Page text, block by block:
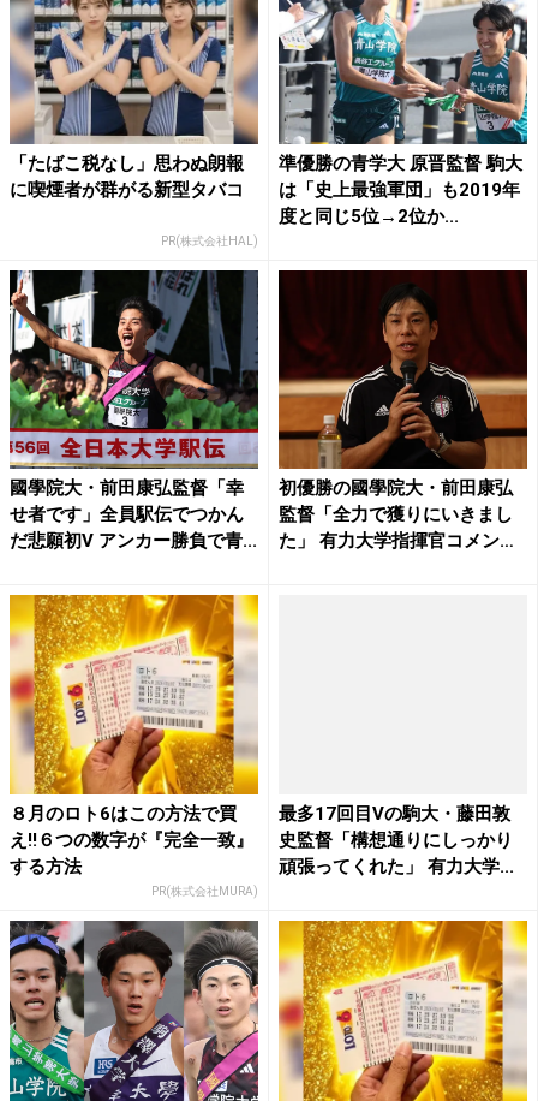
「たばこ税なし」思わぬ朗報
に喫煙者が群がる新型タバコ
PR(株式会社HAL)
準優勝の青学大 原晋監督 駒大
は「史上最強軍団」も2019年
度と同じ5位→2位か...
國學院大・前田康弘監督「幸
せ者です」全員駅伝でつかん
だ悲願初V アンカー勝負で青...
初優勝の國學院大・前田康弘
監督「全力で獲りにいきまし
た」 有力大学指揮官コメン
８月のロト6はこの方法で買
え!!６つの数字が『完全一致』
する方法
PR(株式会社MURA)
最多17回目Vの駒大・藤田敦
史監督「構想通りにしっかり
頑張ってくれた」 有力大学...